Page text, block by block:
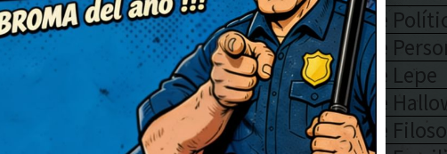
Chistes De
Chistes De
Chistes De Lepe
Chistes De
Chistes De